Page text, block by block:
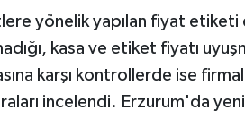
yönelik yapılan fiyat
kasa ve etiket fiyatı
karşı kontrollerde ise
incelendi. Erzurum'da